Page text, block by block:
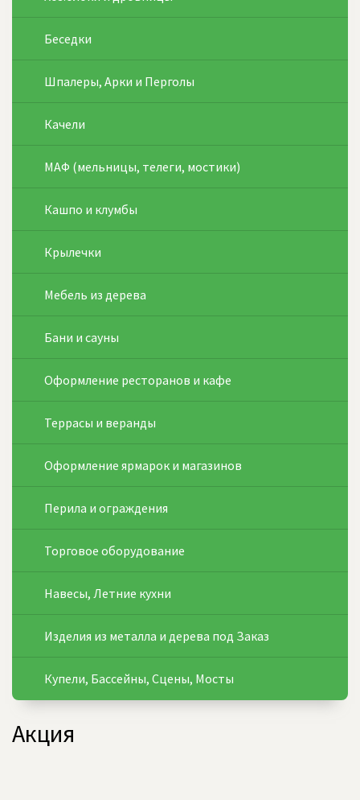
Беседки
Шпалеры, Арки и Перголы
Качели
МАФ (мельницы, телеги, мостики)
Кашпо и клумбы
Крылечки
Мебель из дерева
Бани и сауны
Оформление ресторанов и кафе
Террасы и веранды
Оформление ярмарок и магазинов
Перила и ограждения
Торговое оборудование
Навесы, Летние кухни
Изделия из металла и дерева под Заказ
Купели, Бассейны, Сцены, Мосты
Акция